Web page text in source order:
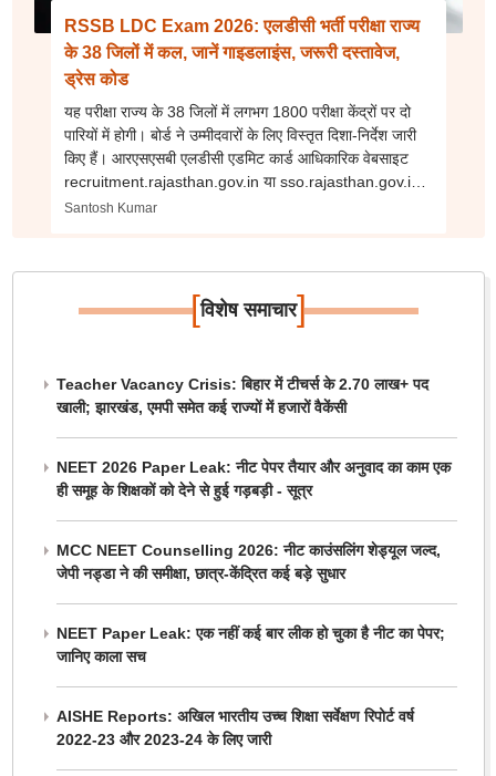
RSSB LDC Exam 2026: एलडीसी भर्ती परीक्षा राज्य
के 38 जिलों में कल, जानें गाइडलाइंस, जरूरी दस्तावेज,
ड्रेस कोड
यह परीक्षा राज्य के 38 जिलों में लगभग 1800 परीक्षा केंद्रों पर दो
पारियों में होगी। बोर्ड ने उम्मीदवारों के लिए विस्तृत दिशा-निर्देश जारी
किए हैं। आरएसएसबी एलडीसी एडमिट कार्ड आधिकारिक वेबसाइट
recruitment.rajasthan.gov.in या sso.rajasthan.gov.in
पर उपलब्ध है।
Santosh Kumar
[विशेष समाचार]
Teacher Vacancy Crisis: बिहार में टीचर्स के 2.70 लाख+ पद
खाली; झारखंड, एमपी समेत कई राज्यों में हजारों वैकेंसी
NEET 2026 Paper Leak: नीट पेपर तैयार और अनुवाद का काम एक
ही समूह के शिक्षकों को देने से हुई गड़बड़ी - सूत्र
MCC NEET Counselling 2026: नीट काउंसलिंग शेड्यूल जल्द,
जेपी नड्डा ने की समीक्षा, छात्र-केंद्रित कई बड़े सुधार
NEET Paper Leak: एक नहीं कई बार लीक हो चुका है नीट का पेपर;
जानिए काला सच
AISHE Reports: अखिल भारतीय उच्च शिक्षा सर्वेक्षण रिपोर्ट वर्ष
2022-23 और 2023-24 के लिए जारी